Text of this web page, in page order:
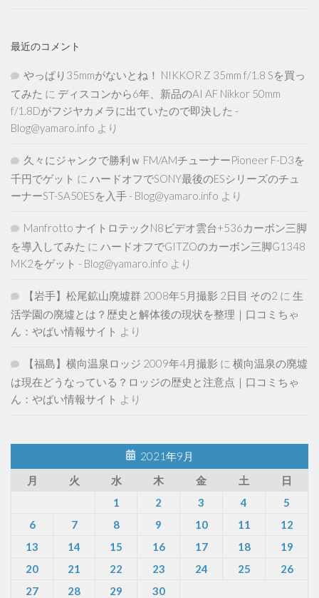
最近のコメント
やっぱり35mmがないとね！ NIKKOR Z 35mm f/1.8 Sを買っ
てみた に ディスコンから6年、新品のAI AF Nikkor 50mm
f/1.8Dがフジヤカメラに出ていたので即決した -
Blog@yamaro.info より
久々にジャンクで勝利ｗ FM/AMチューナーPioneer F-D3を
千円でゲット に ハードオフでSONY最後のESシリーズのチュ
ーナーST-SA50ESを入手 - Blog@yamaro.info より
Manfrotto ナイトロテックN8ビデオ雲台+536カーボン三脚
を導入してみた に ハードオフでGITZOのカーボン三脚G1348
MK2をゲット - Blog@yamaro.info より
【岩手】松尾鉱山廃墟群 2008年5月撮影 2日目 その2 に 生
活学園の廃墟とは？歴史と解体後の現状を整理｜口コミちゃ
ん：やばい情報サイト より
【福島】横向温泉ロッジ 2009年4月撮影 に 横向温泉の廃墟
は現在どうなっている？ロッジの歴史と注意点｜口コミちゃ
ん：やばい情報サイト より
2021年9月
月
火 水 木 金 土
日
1
2 3 4
5
6
7 8 9 10 11
12
13
14 15 16 17 18
19
20
21 22 23 24 25
26
27
28 29
30